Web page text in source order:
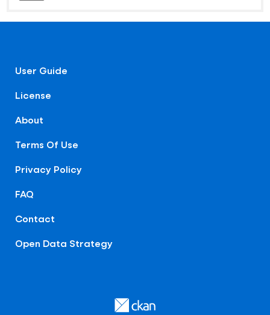
User Guide
License
About
Terms Of Use
Privacy Policy
FAQ
Contact
Open Data Strategy